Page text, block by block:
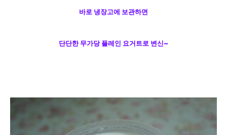
바로 냉장고에 보관하면
단단한 무가당 플레인 요거트로 변신~